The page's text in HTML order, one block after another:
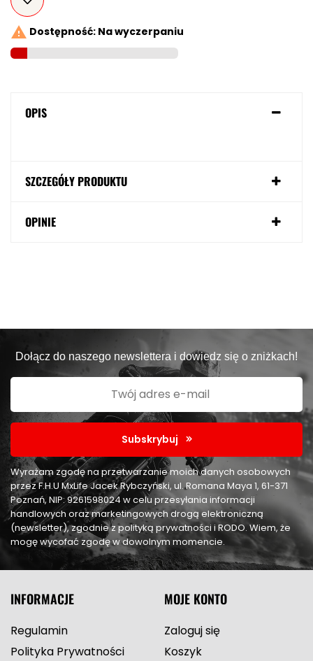
 Dostępność: Na wyczerpaniu
OPIS
SZCZEGÓŁY PRODUKTU
OPINIE
Dołącz do naszego newslettera i dowiedz się o zniżkach!
Subskrybuj
Wyrażam zgodę na przetwarzanie moich danych osobowych
przez F.H.U MxLife Jacek Rybczyński, ul. Romana Maya 1, 61-371
Poznań, NIP: 9261598024 w celu przesyłania informacji
handlowych oraz marketingowych drogą elektroniczną
(newsletter), zgodnie z polityką prywatności i RODO. Wiem, że
mogę wycofać zgodę w dowolnym momencie.
INFORMACJE
Regulamin
Polityka Prywatności
MOJE KONTO
Zaloguj się
Koszyk